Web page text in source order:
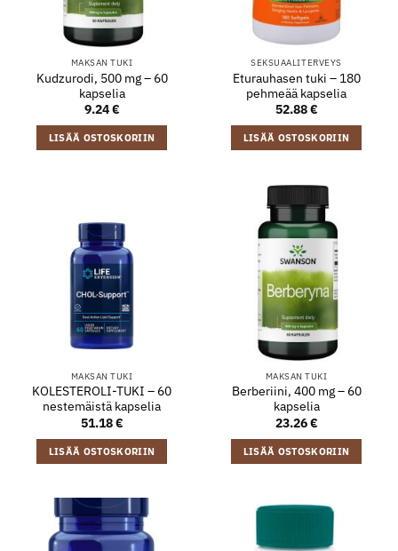
MAKSAN TUKI
Kudzurodi, 500 mg – 60
kapselia
9.24€
LISÄÄ OSTOSKORIIN
SEKSUAALITERVEYS
Eturauhasen tuki – 180
pehmeää kapselia
52.88€
LISÄÄ OSTOSKORIIN
MAKSAN TUKI
KOLESTEROLI-TUKI – 60
nestemäistä kapselia
51.18€
LISÄÄ OSTOSKORIIN
MAKSAN TUKI
Berberiini, 400 mg – 60
kapselia
23.26€
LISÄÄ OSTOSKORIIN